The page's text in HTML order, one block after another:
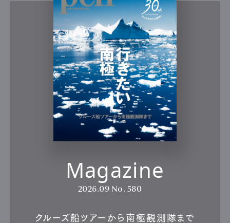
Magazine
2026.09 No. 580
クルーズ船ツアーから南極観測隊まで